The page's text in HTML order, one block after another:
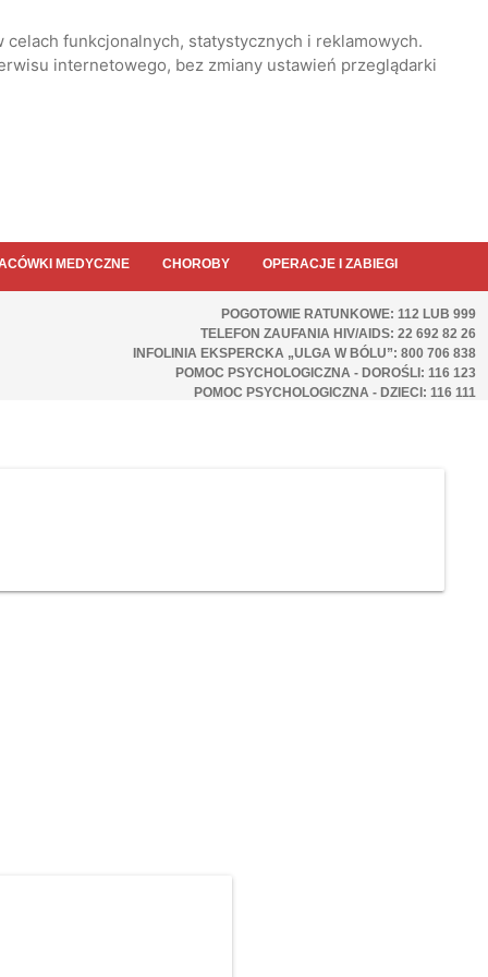
funkcjonalnych, statystycznych i reklamowych.
internetowego, bez zmiany ustawień przeglądarki
MEDYCZNE CHOROBY OPERACJE I ZABIEGI
POGOTOWIE RATUNKOWE: 112 LUB 999
TELEFON ZAUFANIA HIV/AIDS: 22 692 82 26
INFOLINIA EKSPERCKA „ULGA W BÓLU”: 800 706 838
POMOC PSYCHOLOGICZNA - DOROŚLI: 116 123
POMOC PSYCHOLOGICZNA - DZIECI: 116 111